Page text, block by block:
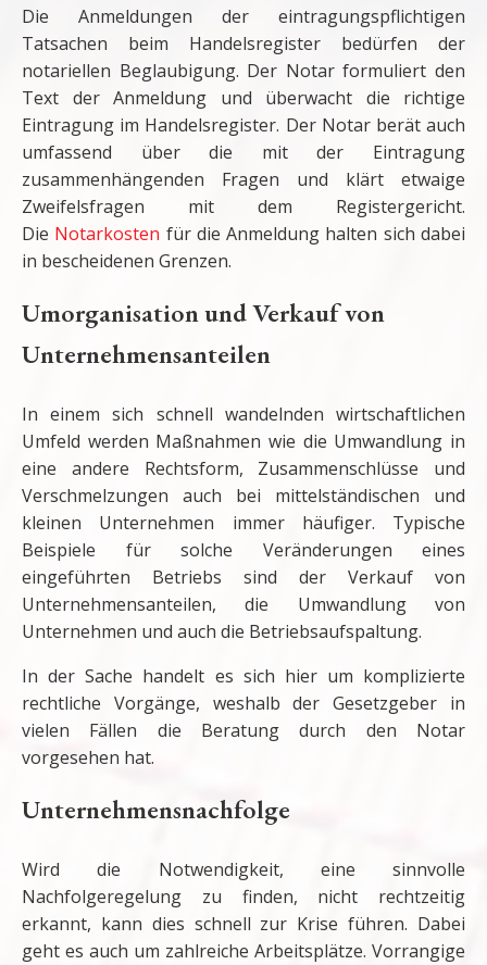
Die Anmeldungen der eintragungspflichtigen
Tatsachen beim Handelsregister bedürfen der
notariellen Beglaubigung. Der Notar formuliert den
Text der Anmeldung und überwacht die richtige
Eintragung im Handelsregister. Der Notar berät auch
umfassend über die mit der Eintragung
zusammenhängenden Fragen und klärt etwaige
Zweifelsfragen mit dem Register­gericht.
Die Notarkosten für die Anmeldung halten sich dabei
in bescheidenen Grenzen.
Umorganisation und Verkauf von
Unternehmensanteilen
In einem sich schnell wandelnden wirtschaftlichen
Umfeld werden Maßnahmen wie die Umwandlung in
eine andere Rechtsform, Zusammenschlüsse und
Verschmelzungen auch bei mittelständischen und
kleinen Unternehmen immer häufiger. Typische
Beispiele für solche Veränderungen eines
eingeführten Betriebs sind der Verkauf von
Unternehmensanteilen, die Umwandlung von
Unternehmen und auch die Betriebsaufspaltung.
In der Sache handelt es sich hier um komplizierte
rechtliche Vorgänge, weshalb der Gesetzgeber in
vielen Fällen die Beratung durch den Notar
vorgesehen hat.
Unternehmensnachfolge
Wird die Notwendigkeit, eine sinnvolle
Nachfolgeregelung zu finden, nicht rechtzeitig
erkannt, kann dies schnell zur Krise führen. Dabei
geht es auch um zahlreiche Arbeitsplätze. Vorrangige